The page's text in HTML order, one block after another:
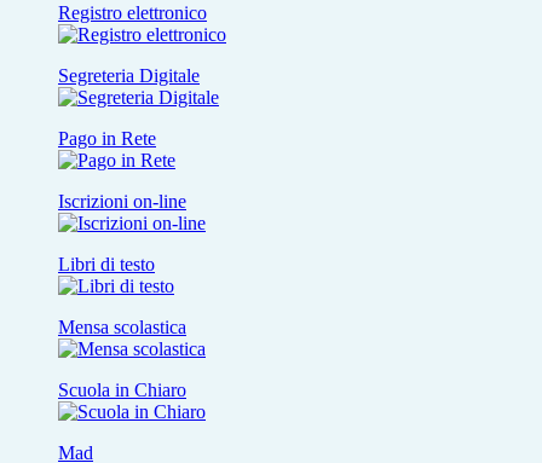
Registro elettronico
Segreteria Digitale
Pago in Rete
Iscrizioni on-line
Libri di testo
Mensa scolastica
Scuola in Chiaro
Mad